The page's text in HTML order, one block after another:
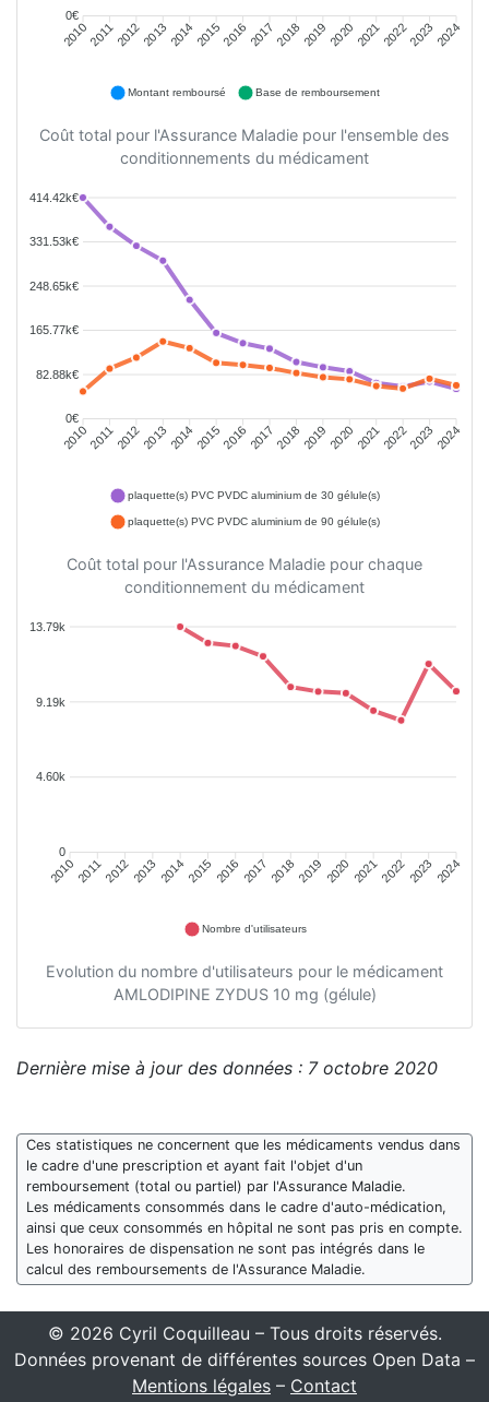
0€
201020112012201320142015201620172018201920202021202220232024
Montant remboursé Base de remboursement
Coût total pour l'Assurance Maladie pour l'ensemble des
conditionnements du médicament
414.42k€
331.53k€
248.65k€
165.77k€
82.88k€
0€
201020112012201320142015201620172018201920202021202220232024
plaquette(s) PVC PVDC aluminium de 30 gélule(s)
plaquette(s) PVC PVDC aluminium de 90 gélule(s)
Coût total pour l'Assurance Maladie pour chaque
conditionnement du médicament
13.79k
9.19k
4.60k
0
2010201120122013 20142015 2016 2017 20182019 2020 202120222023 2024
Nombre d'utilisateurs
Evolution du nombre d'utilisateurs pour le médicament
AMLODIPINE ZYDUS 10 mg (gélule)
Dernière mise à jour des données : 7 octobre 2020
Ces statistiques ne concernent que les médicaments vendus dans
le cadre d'une prescription et ayant fait l'objet d'un
remboursement (total ou partiel) par l'Assurance Maladie.
Les médicaments consommés dans le cadre d'auto-médication,
ainsi que ceux consommés en hôpital ne sont pas pris en compte.
Les honoraires de dispensation ne sont pas intégrés dans le
calcul des remboursements de l'Assurance Maladie.
© 2026 Cyril Coquilleau – Tous droits réservés.
Données provenant de différentes sources Open Data –
Mentions légales – Contact